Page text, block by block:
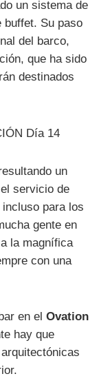
un sistema de
buffet. Su paso
del barco,
que ha sido
destinados
un
servicio de
para los
gente en
la magnífica
con una
en el Ovation
hay que